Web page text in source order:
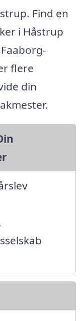
Find en
i Håstrup
flere
din